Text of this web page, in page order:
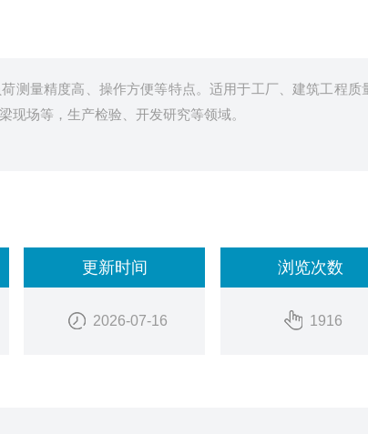
测量精度高、操作方便等特点。适用于工厂、建筑工程质
现场等，生产检验、开发研究等领域。
更新时间
2026-07-16
浏览次数
1916